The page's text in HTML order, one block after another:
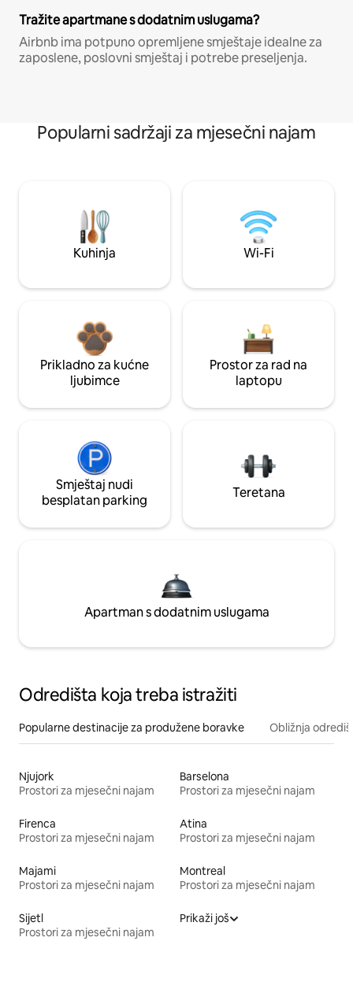
Tražite apartmane s dodatnim uslugama?
Airbnb ima potpuno opremljene smještaje idealne za
zaposlene, poslovni smještaj i potrebe preseljenja.
Popularni sadržaji za mjesečni najam
Kuhinja Wi-Fi
Prikladno za kućne
ljubimce
Prostor za rad na
laptopu
Smještaj nudi
besplatan parking
Teretana
Apartman s dodatnim uslugama
Odredišta koja treba istražiti
Popularne destinacije za produžene boravke Obližnja
Njujork
Prostori za mjesečni najam
Barselona
Prostori za mjesečni najam
Firenca
Prostori za mjesečni najam
Atina
Prostori za mjesečni najam
Majami
Prostori za mjesečni najam
Montreal
Prostori za mjesečni najam
Sijetl
Prostori za mjesečni najam
Prikaži još